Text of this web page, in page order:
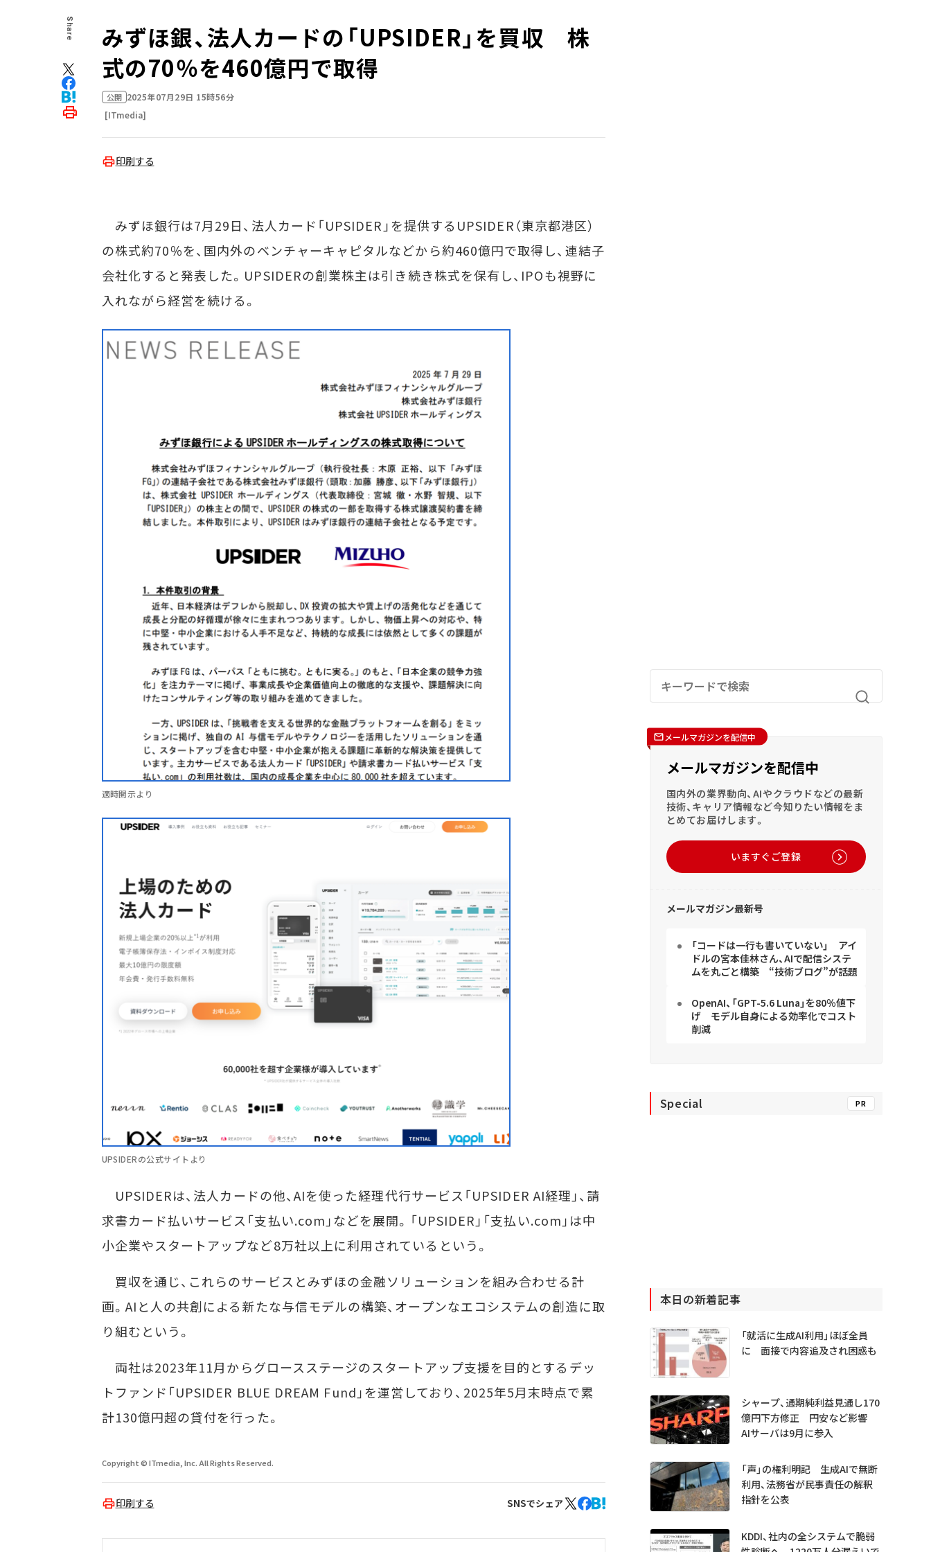
Share
みずほ銀、法人カードの「UPSIDER」を買収 株
式の70％を460億円で取得
公開 2025年07月29日 15時56分
[ITmedia]
印刷する
みずほ銀行は7月29日、法人カード「UPSIDER」を提供するUPSIDER（東京都港区）
の株式約70％を、国内外のベンチャーキャピタルなどから約460億円で取得し、連結子
会社化すると発表した。UPSIDERの創業株主は引き続き株式を保有し、IPOも視野に
入れながら経営を続ける。
適時開示より
UPSIDERの公式サイトより
UPSIDERは、法人カードの他、AIを使った経理代行サービス「UPSIDER AI経理」、請
求書カード払いサービス「支払い.com」などを展開。「UPSIDER」「支払い.com」は中
小企業やスタートアップなど8万社以上に利用されているという。
買収を通じ、これらのサービスとみずほの金融ソリューションを組み合わせる計
画。AIと人の共創による新たな与信モデルの構築、オープンなエコシステムの創造に取
り組むという。
両社は2023年11月からグロースステージのスタートアップ支援を目的とするデッ
トファンド「UPSIDER BLUE DREAM Fund」を運営しており、2025年5月末時点で累
計130億円超の貸付を行った。
Copyright © ITmedia, Inc. All Rights Reserved.
印刷する SNSでシェア
メールマガジンを配信中
メールマガジンを配信中
国内外の業界動向、AIやクラウドなどの最新
技術、キャリア情報など今知りたい情報をま
とめてお届けします。
いますぐご登録
メールマガジン最新号
「コードは一行も書いていない」 アイ
ドルの宮本佳林さん、AIで配信システ
ムを丸ごと構築 “技術ブログ”が話題
OpenAI、「GPT-5.6 Luna」を80％値下
げ モデル自身による効率化でコスト
削減
Special PR
本日の新着記事
「就活に生成AI利用」ほぼ全員
に 面接で内容追及され困惑も
シャープ、通期純利益見通し170
億円下方修正 円安など影響
AIサーバは9月に参入
「声」の権利明記 生成AIで無断
利用、法務省が民事責任の解釈
指針を公表
KDDI、社内の全システムで脆弱